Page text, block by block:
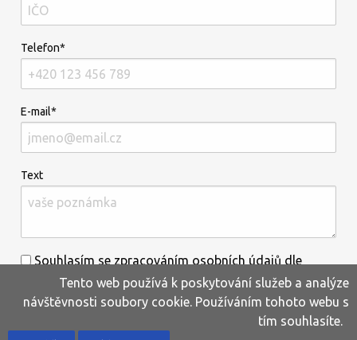
Telefon*
E-mail*
Text
Souhlasím se zpracováním osobních údajů dle
informací uvedenýchzde.*
Tento web používá k poskytování služeb a analýze
návštěvnosti soubory cookie. Používáním tohoto webu s
tím souhlasíte.